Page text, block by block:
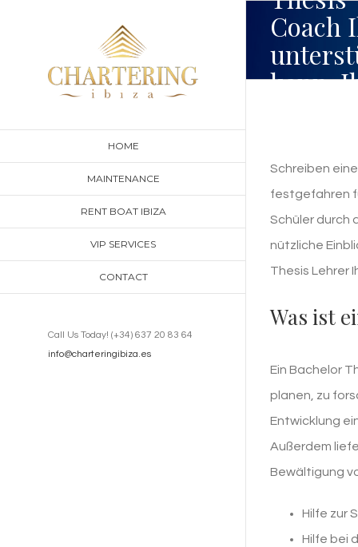
HOME
MAINTENANCE
RENT BOAT IBIZA
VIP SERVICES
CONTACT
Call Us Today! (+34) 637 20 83 64
info@charteringibiza.es
Coach
kann,
Schreiben
festgefahren
Schüler durch
nützliche
Thesis Lehrer
Was ist
Ein Bachelor
planen, zu
Entwicklung
Außerdem
Bewältigung
Hilfe zur
Hilfe bei